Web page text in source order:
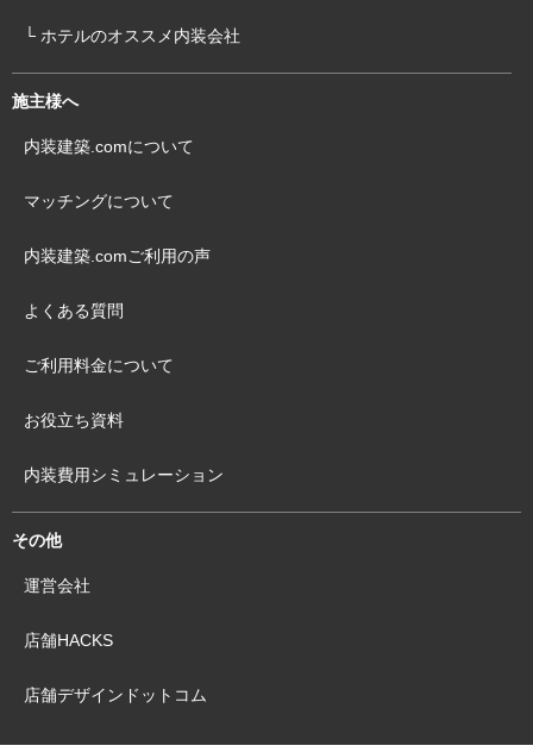
└ ホテルのオススメ内装会社
施主様へ
内装建築.comについて
マッチングについて
内装建築.comご利用の声
よくある質問
ご利用料金について
お役立ち資料
内装費用シミュレーション
その他
運営会社
店舗HACKS
店舗デザインドットコム